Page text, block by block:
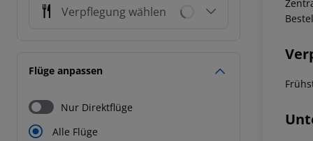
Verpflegung wählen
Flüge anpassen
Nur Direktflüge
Alle Flüge